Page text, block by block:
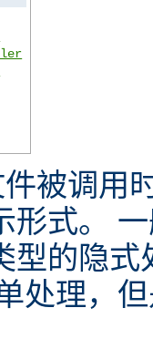
件被调用
形式。
型的隐
处理，